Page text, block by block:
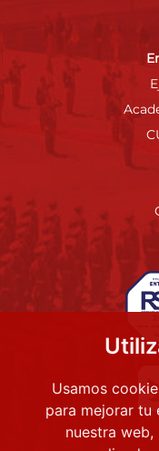
Usamos
para mejorar tu
nuestra